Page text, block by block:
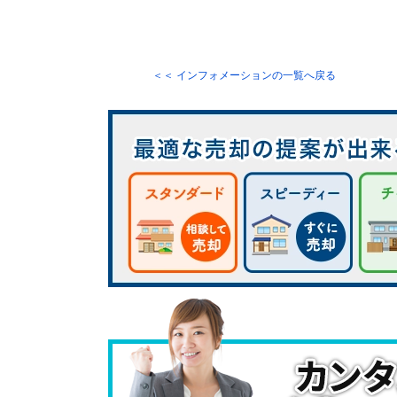
＜＜ インフォメーションの一覧へ戻る